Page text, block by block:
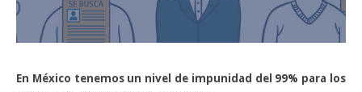
En México tenemos un nivel de impunidad del 99% para los